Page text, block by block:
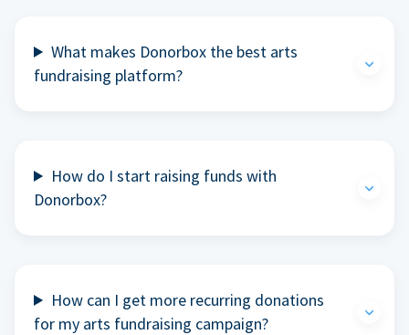
What makes Donorbox the best arts
fundraising platform?
How do I start raising funds with
Donorbox?
How can I get more recurring donations
for my arts fundraising campaign?